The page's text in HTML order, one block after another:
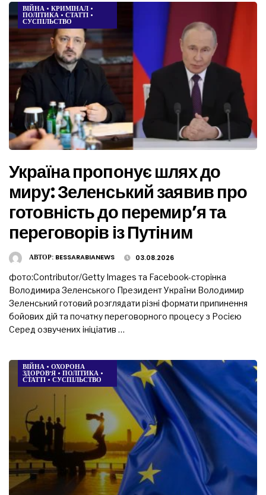
ВІЙНА • КРИМІНАЛ •
ПОЛІТИКА • СТАТТІ •
СУСПІЛЬСТВО
Україна пропонує шлях до
миру: Зеленський заявив про
готовність до перемир’я та
переговорів із Путіним
АВТОР: BESSARABIANEWS 03.08.2026
фото:Contributor/Getty Images та Facebook-сторінка
Володимира Зеленського Президент України Володимир
Зеленський готовий розглядати різні формати припинення
бойових дій та початку переговорного процесу з Росією
Серед озвучених ініціатив …
ВІЙНА • ОХОРОНА
ЗДОРОВ’Я • ПОЛІТИКА •
СТАТТІ • СУСПІЛЬСТВО